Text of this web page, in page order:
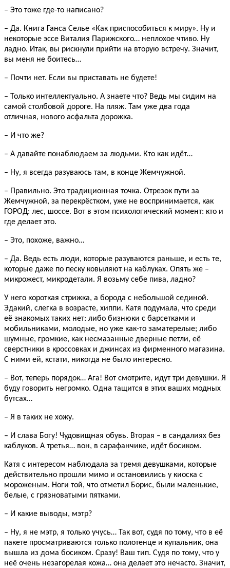
– Это тоже где-то написано?
– Да. Книга Ганса Селье «Как приспособиться к миру». Ну и
некоторые эссе Виталия Парижского… неплохое чтиво. Ну
ладно. Итак, вы рискнули прийти на вторую встречу. Значит,
вы меня не боитесь…
– Почти нет. Если вы приставать не будете!
– Только интеллектуально. А знаете что? Ведь мы сидим на
самой столбовой дороге. На пляж. Там уже два года
отличная, нового асфальта дорожка.
– И что же?
– А давайте понаблюдаем за людьми. Кто как идёт…
– Ну, я всегда разуваюсь там, в конце Жемчужной.
– Правильно. Это традиционная точка. Отрезок пути за
Жемчужной, за перекрёстком, уже не воспринимается, как
ГОРОД: лес, шоссе. Вот в этом психологический момент: кто и
где делает это.
– Это, похоже, важно…
– Да. Ведь есть люди, которые разуваются раньше, и есть те,
которые даже по песку ковыляют на каблуках. Опять же –
микрожест, микродетали. Я возьму себе пива, ладно?
У него короткая стрижка, а борода с небольшой сединой.
Эдакий, слегка в возрасте, хиппи. Катя подумала, что среди
её знакомых таких нет: либо бизнюки с барсетками и
мобильниками, молодые, но уже как-то заматерелые; либо
шумные, громкие, как несмазанные дверные петли, её
сверстники в кроссовках и джинсах из фирменного магазина.
С ними ей, кстати, никогда не было интересно.
– Вот, теперь порядок… Ага! Вот смотрите, идут три девушки. Я
буду говорить негромко. Одна тащится в этих ваших модных
бутсах…
– Я в таких не хожу.
– И слава Богу! Чудовищная обувь. Вторая – в сандалиях без
каблуков. А третья… вон, в сарафанчике, идёт босиком.
Катя с интересом наблюдала за тремя девушками, которые
действительно прошли мимо и остановились у киоска с
мороженым. Ноги той, что отметил Борис, были маленькие,
белые, с грязноватыми пятками.
– И какие выводы, мэтр?
– Ну, я не мэтр, я только учусь… Так вот, судя по тому, что в её
пакете просматриваются только полотенце и купальник, она
вышла из дома босиком. Сразу! Ваш тип. Судя по тому, что у
неё очень незагорелая кожа… она делает это нечасто. Значит,